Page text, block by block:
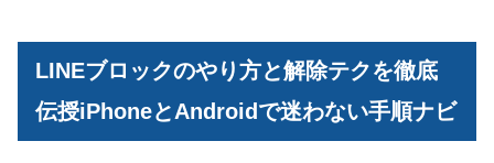
LINEブロックのやり方と解除テクを徹底
伝授iPhoneとAndroidで迷わない手順ナビ